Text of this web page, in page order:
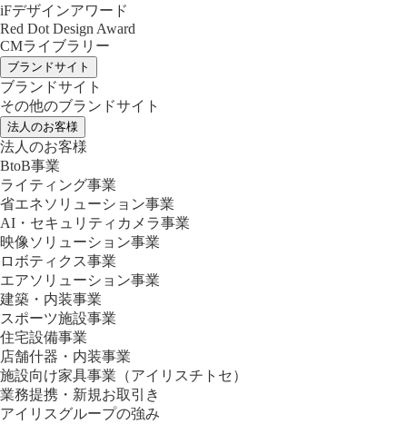
iFデザインアワード
Red Dot Design Award
CMライブラリー
ブランドサイト
ブランドサイト
その他のブランドサイト
法人のお客様
法人のお客様
BtoB事業
ライティング事業
省エネソリューション事業
AI・セキュリティカメラ事業
映像ソリューション事業
ロボティクス事業
エアソリューション事業
建築・内装事業
スポーツ施設事業
住宅設備事業
店舗什器・内装事業
施設向け家具事業 （アイリスチトセ）
業務提携・新規お取引き
アイリスグループの強み